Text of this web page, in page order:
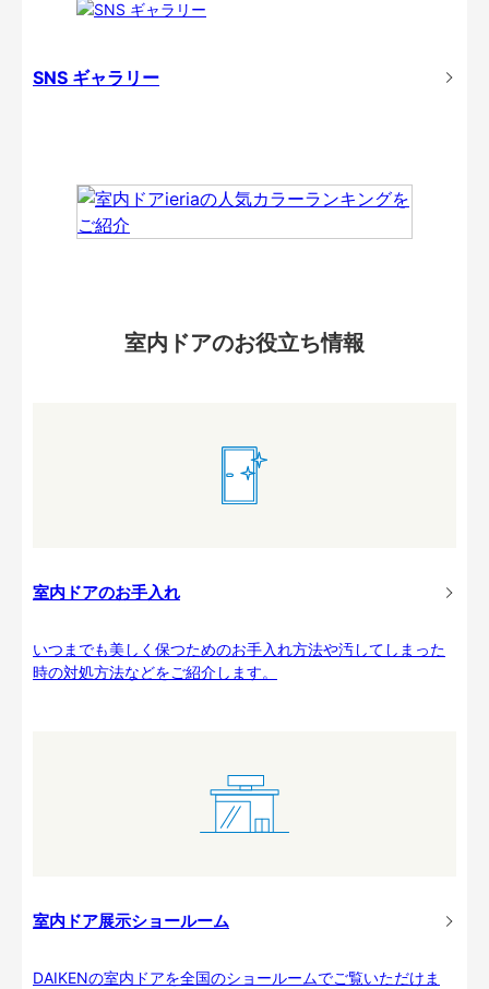
SNS ギャラリー
室内ドアのお役立ち情報
室内ドアのお手入れ
いつまでも美しく保つためのお手入れ方法や汚してしまった
時の対処方法などをご紹介します。
室内ドア展示ショールーム
DAIKENの室内ドアを全国のショールームでご覧いただけま